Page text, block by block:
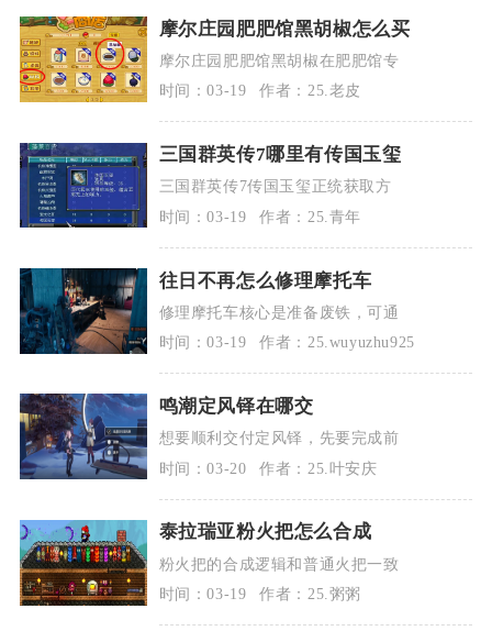
摩尔庄园肥肥馆黑胡椒怎么买
摩尔庄园肥肥馆黑胡椒在肥肥馆专
时间：03-19
作者：25.老皮
三国群英传7哪里有传国玉玺
三国群英传7传国玉玺正统获取方
时间：03-19
作者：25.青年
往日不再怎么修理摩托车
修理摩托车核心是准备废铁，可通
时间：03-19
作者：25.wuyuzhu925
鸣潮定风铎在哪交
想要顺利交付定风铎，先要完成前
时间：03-20
作者：25.叶安庆
泰拉瑞亚粉火把怎么合成
粉火把的合成逻辑和普通火把一致
时间：03-19
作者：25.粥粥